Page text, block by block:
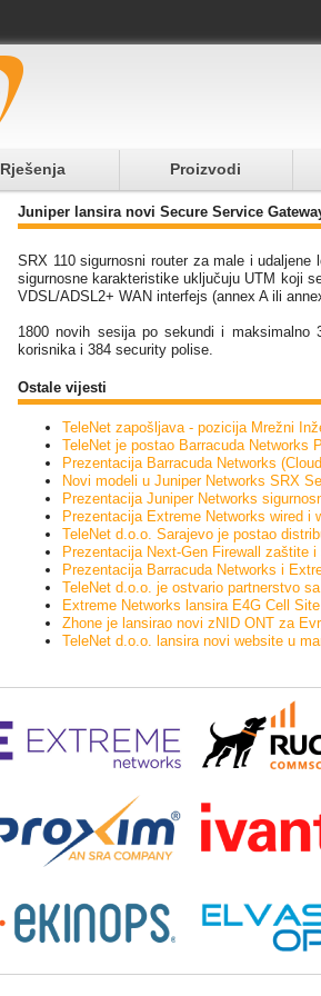
Rješenja Proizvodi
Juniper lansira novi Secure Service
SRX 110 sigurnosni router za male i
sigurnosne karakteristike uključuju UTM koji
VDSL/ADSL2+ WAN interfejs (annex A ili
1800 novih sesija po sekundi i maksimalno
korisnika i 384 security polise.
Ostale vijesti
TeleNet zapošljava - pozicija Mrežni
TeleNet je postao Barracuda Networks
Prezentacija Barracuda Networks
Novi modeli u Juniper Networks SRX
Prezentacija Juniper Networks
Prezentacija Extreme Networks wired i
TeleNet d.o.o. Sarajevo je postao
Prezentacija Next-Gen Firewall zaštite i
Prezentacija Barracuda Networks i
TeleNet d.o.o. je ostvario partnerstvo
Extreme Networks lansira E4G Cell
Zhone je lansirao novi zNID ONT za
TeleNet d.o.o. lansira novi website u